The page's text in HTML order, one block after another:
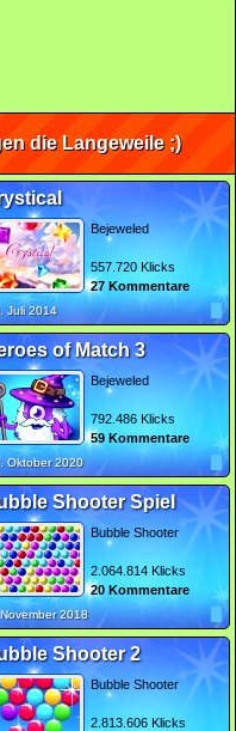
die Langeweile ;)
Bejeweled
557.720 Klicks
27 Kommentare
Juli 2014
of Match 3
Bejeweled
792.486 Klicks
59 Kommentare
Oktober 2020
Shooter Spiel
Bubble Shooter
2.064.814 Klicks
20 Kommentare
2018
Shooter 2
Bubble Shooter
2.813.606 Klicks